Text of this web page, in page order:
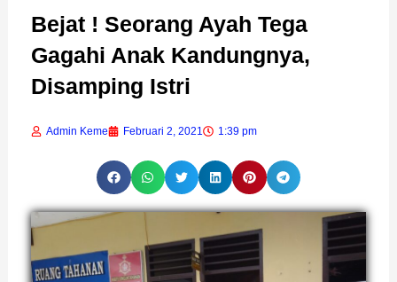
Bejat ! Seorang Ayah Tega
Gagahi Anak Kandungnya,
Disamping Istri
Admin Keme Februari 2, 2021 1:39 pm